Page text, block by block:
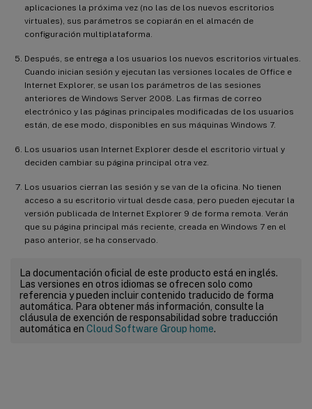
aplicaciones la próxima vez (no las de los nuevos escritorios
virtuales), sus parámetros se copiarán en el almacén de
configuración multiplataforma.
Después, se entrega a los usuarios los nuevos escritorios virtuales.
Cuando inician sesión y ejecutan las versiones locales de Office e
Internet Explorer, se usan los parámetros de las sesiones
anteriores de Windows Server 2008. Las firmas de correo
electrónico y las páginas principales modificadas de los usuarios
están, de ese modo, disponibles en sus máquinas Windows 7.
Los usuarios usan Internet Explorer desde el escritorio virtual y
deciden cambiar su página principal otra vez.
Los usuarios cierran las sesión y se van de la oficina. No tienen
acceso a su escritorio virtual desde casa, pero pueden ejecutar la
versión publicada de Internet Explorer 9 de forma remota. Verán
que su página principal más reciente, creada en Windows 7 en el
paso anterior, se ha conservado.
La documentación oficial de este producto está en inglés.
Las versiones en otros idiomas se ofrecen solo como
referencia y pueden incluir contenido traducido de forma
automática. Para obtener más información, consulte la
cláusula de exención de responsabilidad sobre traducción
automática en Cloud Software Group home.